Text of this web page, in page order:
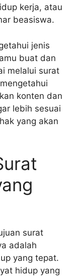
kerja, atau
beasiswa.
jenis
buat dan
melalui surat
konten dan
lebih sesuai
yang akan
surat
adalah
yang tepat.
hidup yang